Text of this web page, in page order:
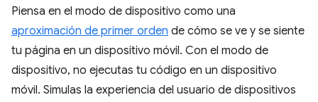
Piensa en el modo de dispositivo como una
aproximación de primer orden de cómo se ve y se siente
tu página en un dispositivo móvil. Con el modo de
dispositivo, no ejecutas tu código en un dispositivo
móvil. Simulas la experiencia del usuario de dispositivos